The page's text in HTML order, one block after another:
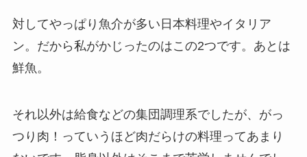
対してやっぱり魚介が多い日本料理やイタリア
ン。だから私がかじったのはこの2つです。あとは
鮮魚。
それ以外は給食などの集団調理系でしたが、がっ
つり肉！っていうほど肉だらけの料理ってあまり